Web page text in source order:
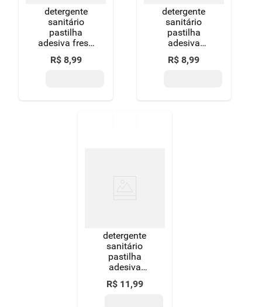
detergente
sanitário
pastilha
adesiva fresh
pato 3
unidades
R$ 8,99
detergente
sanitário
pastilha
adesiva
lavanda pato
3 unidades
R$ 8,99
detergente
sanitário
pastilha
adesiva
desafio das
flores pato 3
R$ 11,99